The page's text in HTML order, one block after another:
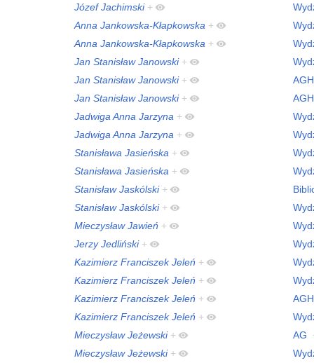
Józef Jachimski +
Anna Jankowska-Kłapkowska +
Anna Jankowska-Kłapkowska +
Jan Stanisław Janowski +
Jan Stanisław Janowski +
AGH
Jan Stanisław Janowski +
AGH
Jadwiga Anna Jarzyna +
Jadwiga Anna Jarzyna +
Stanisława Jasieńska +
Stanisława Jasieńska +
Stanisław Jaskólski +
Stanisław Jaskólski +
Mieczysław Jawień +
Jerzy Jedliński +
Kazimierz Franciszek Jeleń +
Kazimierz Franciszek Jeleń +
Kazimierz Franciszek Jeleń +
AGH
Kazimierz Franciszek Jeleń +
Mieczysław Jeżewski + AG
Mieczysław Jeżewski +